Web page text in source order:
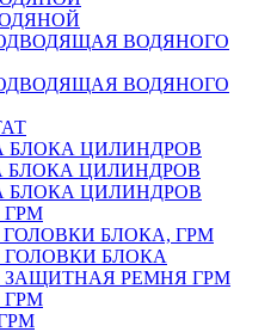
ВОДЯНОГО
ВОДЯНОГО
БЛОКА ЦИЛИНДРОВ
БЛОКА ЦИЛИНДРОВ
БЛОКА ЦИЛИНДРОВ
ГРМ
ГОЛОВКИ БЛОКА, ГРМ
ГОЛОВКИ БЛОКА
ЗАЩИТНАЯ РЕМНЯ ГРМ
ГРМ